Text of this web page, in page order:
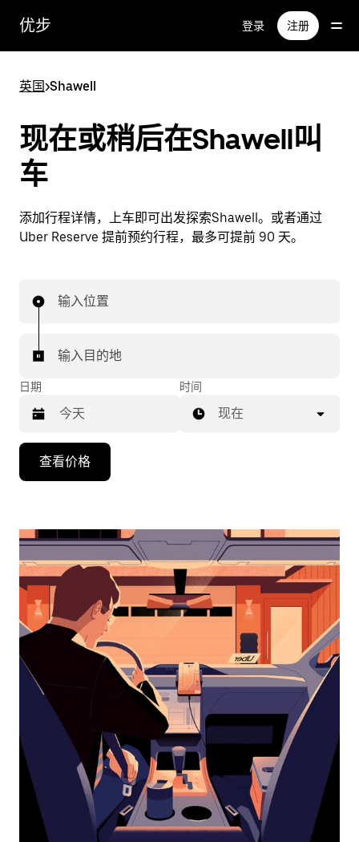
优步 登录 注册
英国>Shawell
现在或稍后在Shawell叫
车
添加行程详情，上车即可出发探索Shawell。或者通过
Uber Reserve 提前预约行程，最多可提前 90 天。
输入位置
输入目的地
日期
向
头
浏
日
并
期。
按
退
时间
现在
查看价格